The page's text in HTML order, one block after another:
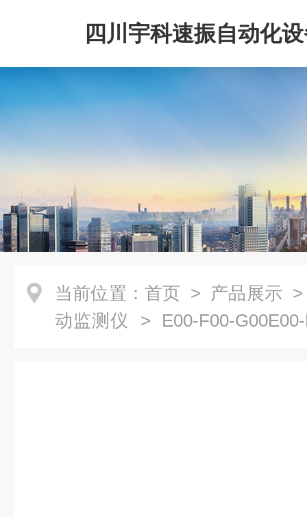
四川宇科速振自动化
公司
当前位置： 首页 > 产品展示
动监测仪 > E00-F00-